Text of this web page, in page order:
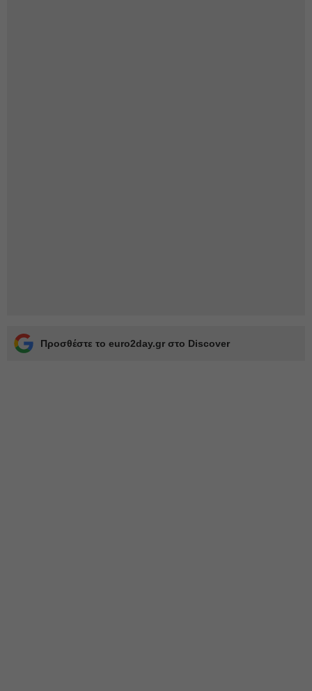
Προσθέστε το euro2day.gr στο Discover